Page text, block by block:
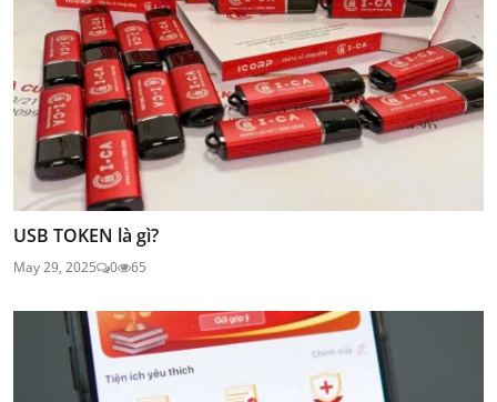
USB TOKEN là gì?
May 29, 2025 0 65